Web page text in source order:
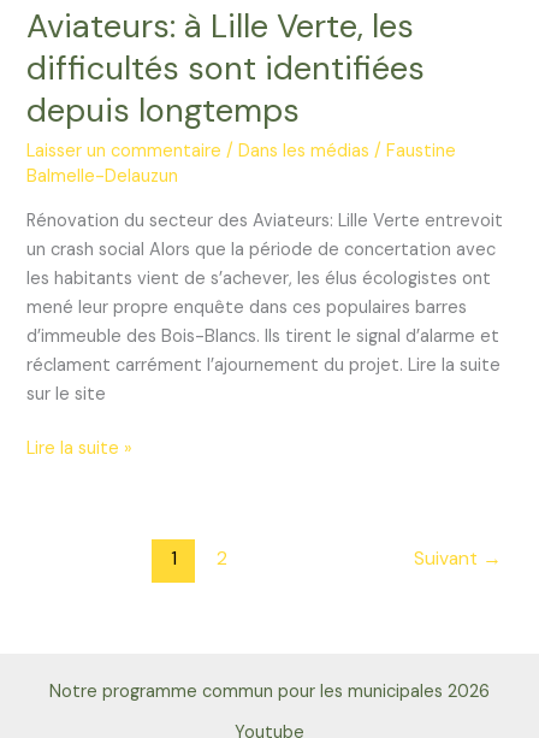
Aviateurs: à Lille Verte, les
difficultés sont identifiées
depuis longtemps
Laisser un commentaire /Dans les médias /Faustine
Balmelle-Delauzun
Rénovation du secteur des Aviateurs: Lille Verte entrevoit
un crash social Alors que la période de concertation avec
les habitants vient de s’achever, les élus écologistes ont
mené leur propre enquête dans ces populaires barres
d’immeuble des Bois-Blancs. Ils tirent le signal d’alarme et
réclament carrément l’ajournement du projet. Lire la suite
sur le site
Aviateurs:
depuis
longtemps
Lire la suite »
1 2 Suivant →
Notre programme commun pour les municipales 2026
Youtube